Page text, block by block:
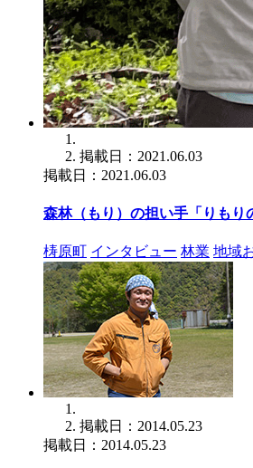
掲載日：2021.06.03
掲載日：2021.06.03
森林（もり）の担い手「りもり
梼原町 インタビュー 林業 地域
掲載日：2014.05.23
掲載日：2014.05.23